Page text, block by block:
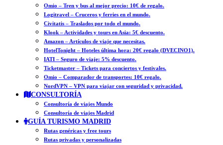
Omio – Tren y bus al mejor precio: 10€ de regalo.
Logitravel – Cruceros y ferries en el mundo.
Civitatis – Traslados por todo el mundo.
Klook – Actividades y tours en Asia: 5€ descuento.
Amazon – Artículos de viaje que necesitas.
HotelTonight – Hoteles última hora: 20€ regalo (DVECINO1).
IATI – Seguro de viaje: 5% descuento.
Ticketmaster – Tickets para conciertos y festivales.
Omio – Comparador de transportes: 10€ regalo.
NordVPN – VPN para viajar con seguridad y privacidad.
CONSULTORÍA
Consultoría de viajes Mundo
Consultoría de viajes Madrid
GUÍA TURISMO MADRID
Rutas genéricas y free tours
Rutas privadas y personalizadas